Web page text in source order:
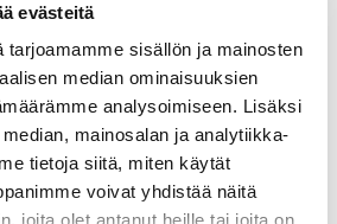
evästeitä
tarjoamamme sisällön ja mainosten
median ominaisuuksien
analysoimiseen. Lisäksi
mainosalan ja analytiikka-
tietoja siitä, miten käytät
voivat yhdistää näitä
joita olet antanut heille tai joita on